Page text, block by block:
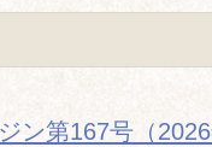
ン第167号（